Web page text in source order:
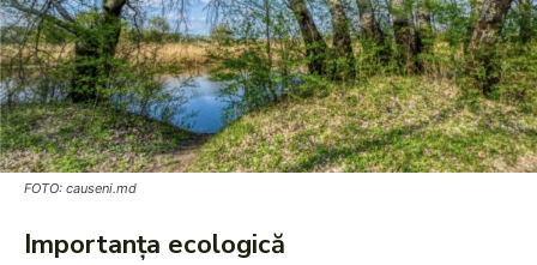
FOTO: causeni.md
Importanța ecologică